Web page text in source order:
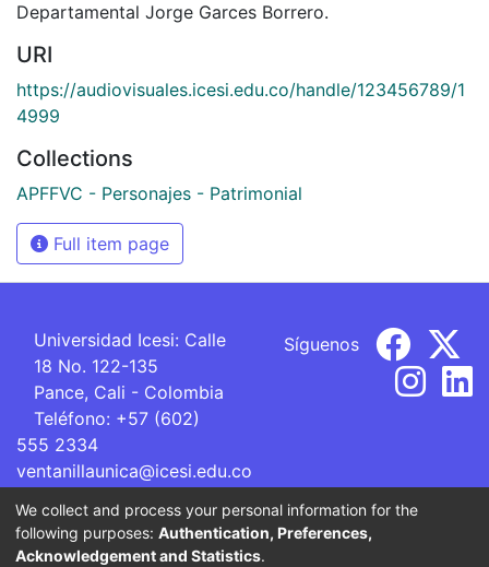
Departamental Jorge Garces Borrero.
URI
https://audiovisuales.icesi.edu.co/handle/123456789/1
4999
Collections
APFFVC - Personajes - Patrimonial
Full item page
Universidad Icesi: Calle
18 No. 122-135
Pance, Cali - Colombia
Teléfono: +57 (602)
555 2334
ventanillaunica@icesi.edu.co
Síguenos
La Universidad Icesi es una Institución de Educación
Superior que se encuentra sujeta a inspección y vigilancia
We collect and process your personal information for the
following purposes: Authentication, Preferences,
Acknowledgement and Statistics.